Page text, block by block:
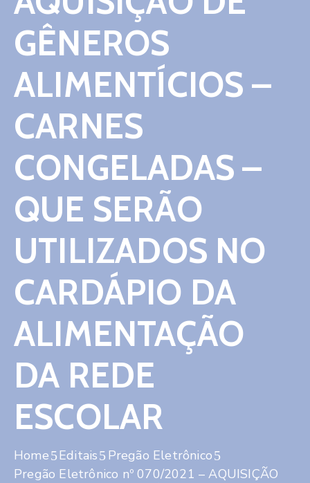
GÊNEROS
ALIMENTÍCIOS –
CARNES
CONGELADAS –
QUE SERÃO
UTILIZADOS NO
CARDÁPIO DA
ALIMENTAÇÃO
DA REDE
ESCOLAR
Home Editais
Pregão Eletrônico
Pregão Eletrônico nº 070/2021 – AQUISIÇÃO